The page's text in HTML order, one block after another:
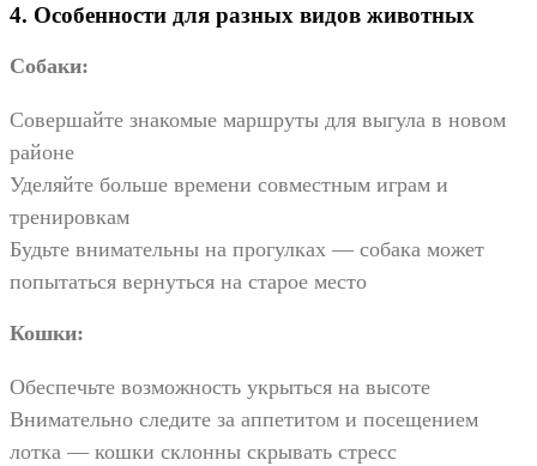
4. Особенности для разных видов животных
Собаки:
Совершайте знакомые маршруты для выгула в новом
районе
Уделяйте больше времени совместным играм и
тренировкам
Будьте внимательны на прогулках — собака может
попытаться вернуться на старое место
Кошки:
Обеспечьте возможность укрыться на высоте
Внимательно следите за аппетитом и посещением
лотка — кошки склонны скрывать стресс